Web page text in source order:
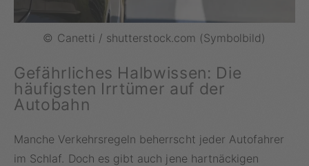
© Canetti / shutterstock.com (Symbolbild)
Gefährliches Halbwissen: Die
häufigsten Irrtümer auf der
Autobahn
Manche Verkehrsregeln beherrscht jeder Autofahrer
im Schlaf. Doch es gibt auch jene hartnäckigen